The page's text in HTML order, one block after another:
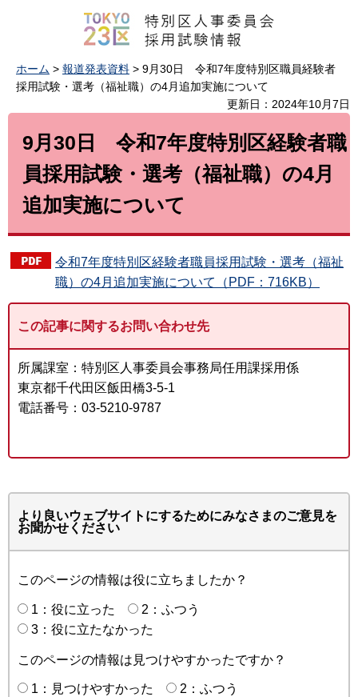
ホーム > 報道発表資料 > 9月30日 令和7年度特別区職員経験者
採用試験・選考（福祉職）の4月追加実施について
更新日：2024年10月7日
9月30日 令和7年度特別区経験者職
員採用試験・選考（福祉職）の4月
追加実施について
令和7年度特別区経験者職員採用試験・選考（福祉
職）の4月追加実施について（PDF：716KB）
この記事に関するお問い合わせ先
所属課室：特別区人事委員会事務局任用課採用係
東京都千代田区飯田橋3-5-1
電話番号：03-5210-9787
より良いウェブサイトにするためにみなさまのご意見を
お聞かせください
このページの情報は役に立ちましたか？
1：役に立った
2：ふつう
3：役に立たなかった
このページの情報は見つけやすかったですか？
1：見つけやすかった
2：ふつう